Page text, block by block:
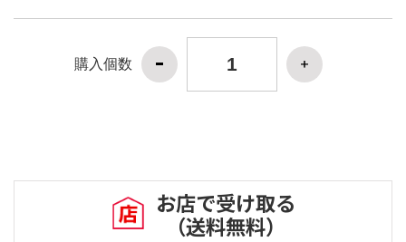
購入個数
お店で受け取る
（送料無料）